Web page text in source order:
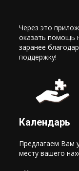
Через это
оказать помощь
заранее
поддержку!
Календарь
Предлагаем Вам
месту вашего